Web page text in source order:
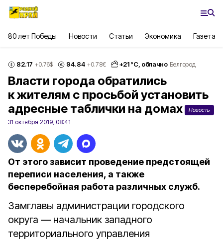
80 лет Победы Новости Статьи Экономика Газета
82.17 +0.76$ 94.84 +0.78€ +21°С, облачно Белгород
Власти города обратились
к жителям с просьбой установить
адресные таблички на домах
Новость
31 октября 2019, 08:41
От этого зависит проведение предстоящей
переписи населения, а также
бесперебойная работа различных служб.
Замглавы администрации городского
округа — начальник западного
территориального управления